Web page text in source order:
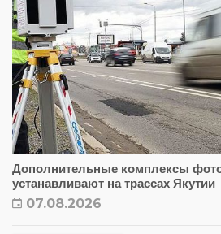
Дополнительные комплексы
устанавливают на трассах Якутии
07.08.2026